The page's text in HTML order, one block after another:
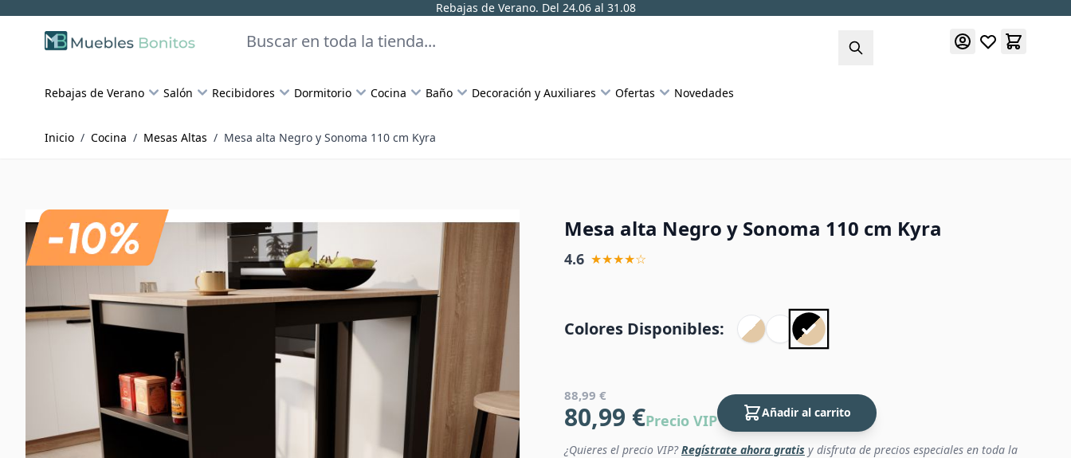
Rebajas de Verano. Del 24.06 al 31.08
Skip to Content
Buscar
Rebajas de Verano Salón Recibidores Dormitorio Cocina Baño Decoración y Auxiliares Ofertas Novedades
Inicio / Cocina / Mesas Altas / Mesa alta Negro y Sonoma 110 cm Kyra
Mesa alta Negro y Sonoma 110 cm Kyra
4.6 ★★★★☆
Colores Disponibles:
88,99 €
80,99 €Precio VIP Añadir al carrito
¿Quieres el precio VIP?Regístrate ahora gratis y disfruta de precios especiales en toda la